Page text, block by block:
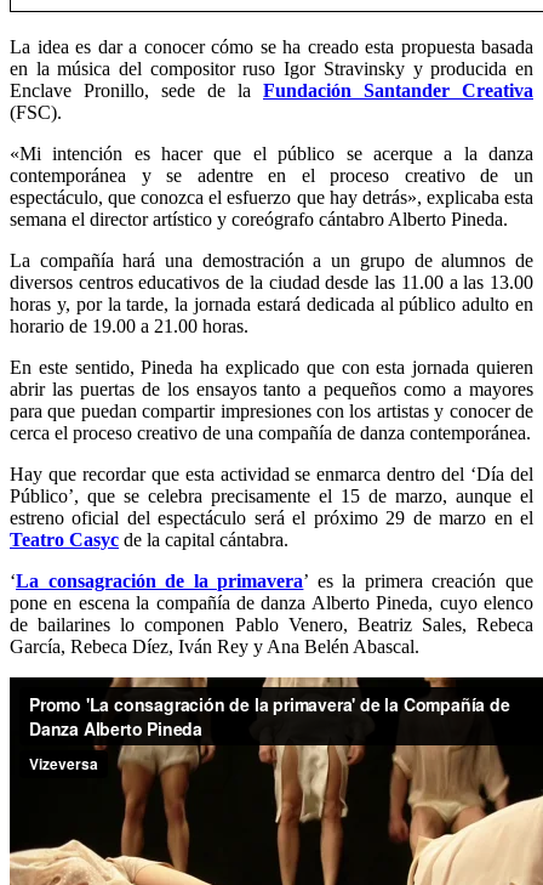
La idea es dar a conocer cómo se ha creado esta propuesta basada
en la música del compositor ruso Igor Stravinsky y producida en
Enclave Pronillo, sede de la Fundación Santander Creativa
(FSC).
«Mi intención es hacer que el público se acerque a la danza
contemporánea y se adentre en el proceso creativo de un
espectáculo, que conozca el esfuerzo que hay detrás», explicaba esta
semana el director artístico y coreógrafo cántabro Alberto Pineda.
La compañía hará una demostración a un grupo de alumnos de
diversos centros educativos de la ciudad desde las 11.00 a las 13.00
horas y, por la tarde, la jornada estará dedicada al público adulto en
horario de 19.00 a 21.00 horas.
En este sentido, Pineda ha explicado que con esta jornada quieren
abrir las puertas de los ensayos tanto a pequeños como a mayores
para que puedan compartir impresiones con los artistas y conocer de
cerca el proceso creativo de una compañía de danza contemporánea.
Hay que recordar que esta actividad se enmarca dentro del ‘Día del
Público’, que se celebra precisamente el 15 de marzo, aunque el
estreno oficial del espectáculo será el próximo 29 de marzo en el
Teatro Casyc de la capital cántabra.
‘La consagración de la primavera’ es la primera creación que
pone en escena la compañía de danza Alberto Pineda, cuyo elenco
de bailarines lo componen Pablo Venero, Beatriz Sales, Rebeca
García, Rebeca Díez, Iván Rey y Ana Belén Abascal.